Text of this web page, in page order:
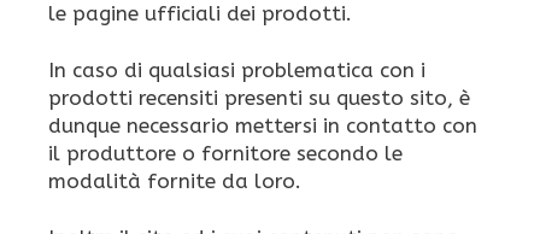
le pagine ufficiali dei prodotti.
In caso di qualsiasi problematica con i
prodotti recensiti presenti su questo sito, è
dunque necessario mettersi in contatto con
il produttore o fornitore secondo le
modalità fornite da loro.